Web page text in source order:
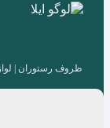
ظروف رستوران |